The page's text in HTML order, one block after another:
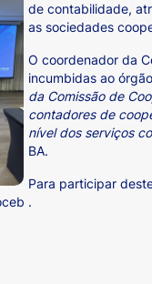
de contabilidade,
as sociedades
O coordenador da
incumbidas ao
da Comissão de
contadores de
nível dos serviços
BA.
Para participar
.